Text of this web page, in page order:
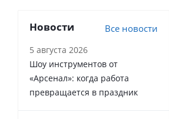
Новости Все новости
5 августа 2026
Шоу инструментов от
«Арсенал»: когда работа
превращается в праздник